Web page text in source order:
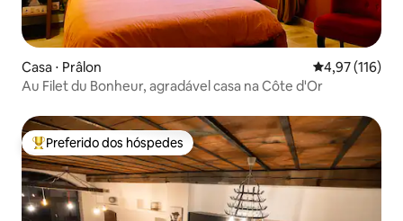
Casa ⋅ Prâlon 4,97 de uma
4,97 (116)
Au Filet du Bonheur, agradável casa na Côte d'Or
Entre os melhores preferidos dos hóspedes
Preferido dos hóspedes